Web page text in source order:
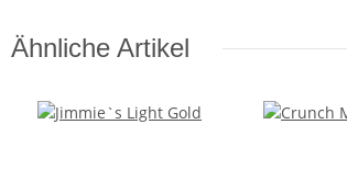
Ähnliche Artikel